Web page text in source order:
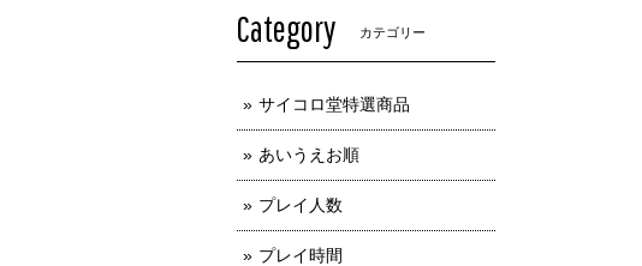
Category カテゴリー
サイコロ堂特選商品
あいうえお順
プレイ人数
プレイ時間